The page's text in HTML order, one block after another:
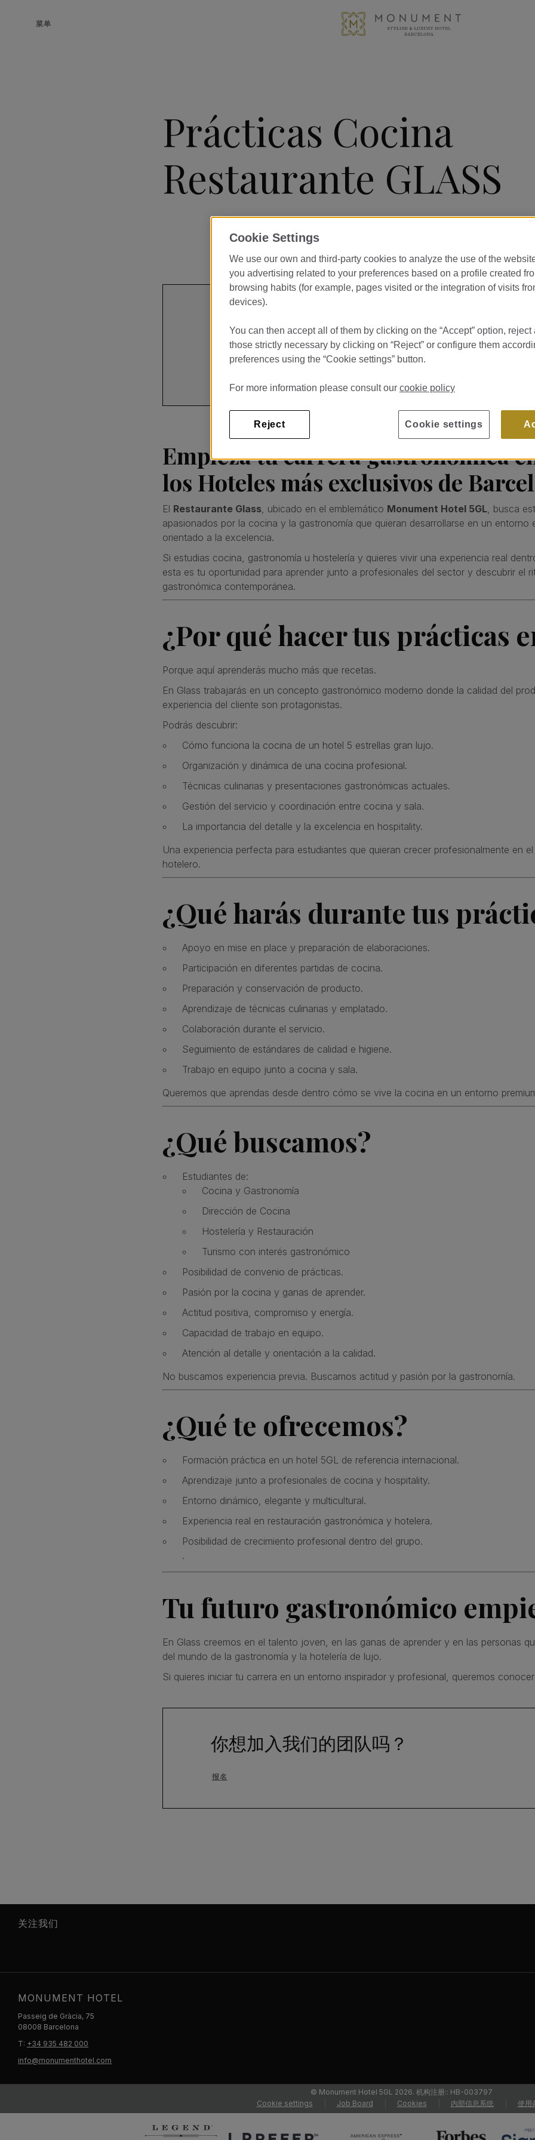
菜单
Prácticas Cocina
Restaurante GLASS
PASSEIG DE GRACIA 75 BARCELONA 发布于 20/07/26
Empieza tu carrera gastronómica
los Hoteles más exclusivos de
El Restaurante Glass , ubicado en el emblemático Monument Hotel 5GL , busca
apasionados por la cocina y la gastronomía que quieran desarrollarse en un entorno
orientado a la excelencia.
Si estudias cocina, gastronomía u hostelería y quieres vivir una experiencia real
esta es tu oportunidad para aprender junto a profesionales del sector y descubrir el
gastronómica contemporánea.
¿Por qué hacer tus prácticas
Porque aquí aprenderás mucho más que recetas.
En Glass trabajarás en un concepto gastronómico moderno donde la calidad del
experiencia del cliente son protagonistas.
Podrás descubrir:
Cómo funciona la cocina de un hotel 5 estrellas gran lujo.
Organización y dinámica de una cocina profesional.
Técnicas culinarias y presentaciones gastronómicas actuales.
Gestión del servicio y coordinación entre cocina y sala.
La importancia del detalle y la excelencia en hospitality.
Una experiencia perfecta para estudiantes que quieran crecer profesionalmente en
hotelero.
¿Qué harás durante tus
Apoyo en mise en place y preparación de elaboraciones.
Participación en diferentes partidas de cocina.
Preparación y conservación de producto.
Aprendizaje de técnicas culinarias y emplatado.
Colaboración durante el servicio.
Seguimiento de estándares de calidad e higiene.
Trabajo en equipo junto a cocina y sala.
Queremos que aprendas desde dentro cómo se vive la cocina en un entorno
¿Qué buscamos?
Estudiantes de:
Cocina y Gastronomía
Dirección de Cocina
Hostelería y Restauración
Turismo con interés gastronómico
Posibilidad de convenio de prácticas.
Pasión por la cocina y ganas de aprender.
Actitud positiva, compromiso y energía.
Capacidad de trabajo en equipo.
Atención al detalle y orientación a la calidad.
No buscamos experiencia previa. Buscamos actitud y pasión por la gastronomía.
¿Qué te ofrecemos?
Formación práctica en un hotel 5GL de referencia internacional.
Aprendizaje junto a profesionales de cocina y hospitality.
Entorno dinámico, elegante y multicultural.
Experiencia real en restauración gastronómica y hotelera.
Posibilidad de crecimiento profesional dentro del grupo.
.
Tu futuro gastronómico
En Glass creemos en el talento joven, en las ganas de aprender y en las personas
del mundo de la gastronomía y la hotelería de lujo.
Si quieres iniciar tu carrera en un entorno inspirador y profesional, queremos
你想加入我们的团队吗？
报名
关注我们
MONUMENT HOTEL
Passeig de Gràcia, 75
08008 Barcelona
T: +34 935 482 000
info@monumenthotel.com
© Monument Hotel 5GL 2026. 机构注册:: HB-003797
Cookie settings
Job Board Cookies 内部信息系统 使用
Cookie Settings
We use our own and third-party cookies to analyze the use of the
you advertising related to your preferences based on a profile created
browsing habits (for example, pages visited or the integration of visits
devices).
You can then accept all of them by clicking on the “Accept” option, reject
those strictly necessary by clicking on “Reject” or configure them
preferences using the “Cookie settings” button.
For more information please consult our cookie policy
Reject Cookie settings